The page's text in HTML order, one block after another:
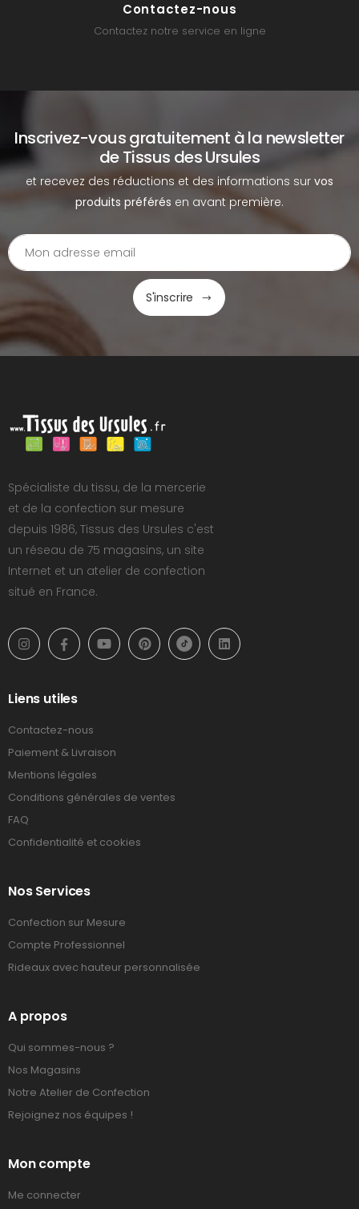
Contactez-nous
Contactez notre service en ligne
Inscrivez-vous gratuitement à la newsletter
de Tissus des Ursules
et recevez des réductions et des informations sur vos
produits préférés en avant première.
S'inscrire
Spécialiste du tissu, de la mercerie
et de la confection sur mesure
depuis 1986, Tissus des Ursules c'est
un réseau de 75 magasins, un site
Internet et un atelier de confection
situé en France.
Liens utiles
Contactez-nous
Paiement & Livraison
Mentions légales
Conditions générales de ventes
FAQ
Confidentialité et cookies
Nos Services
Confection sur Mesure
Compte Professionnel
Rideaux avec hauteur personnalisée
A propos
Qui sommes-nous ?
Nos Magasins
Notre Atelier de Confection
Rejoignez nos équipes !
Mon compte
Me connecter